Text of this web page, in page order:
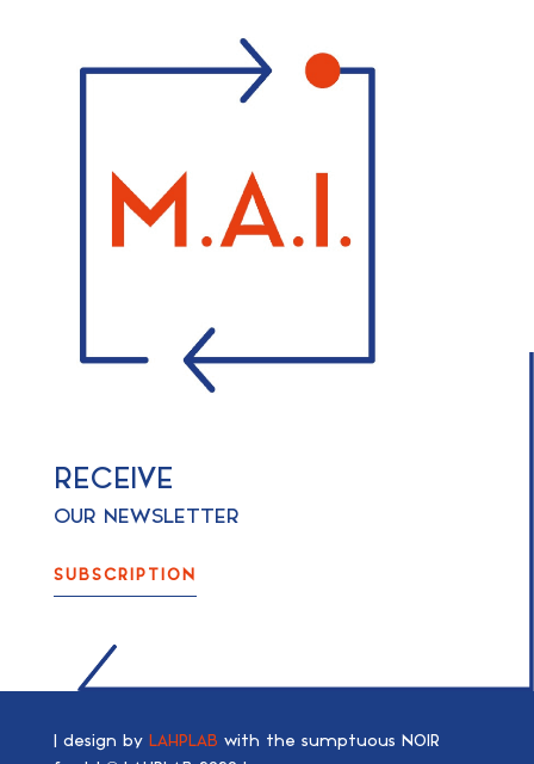
RECEIVE
OUR NEWSLETTER
SUBSCRIPTION
| design by LAHPLAB with the sumptuous NOIR